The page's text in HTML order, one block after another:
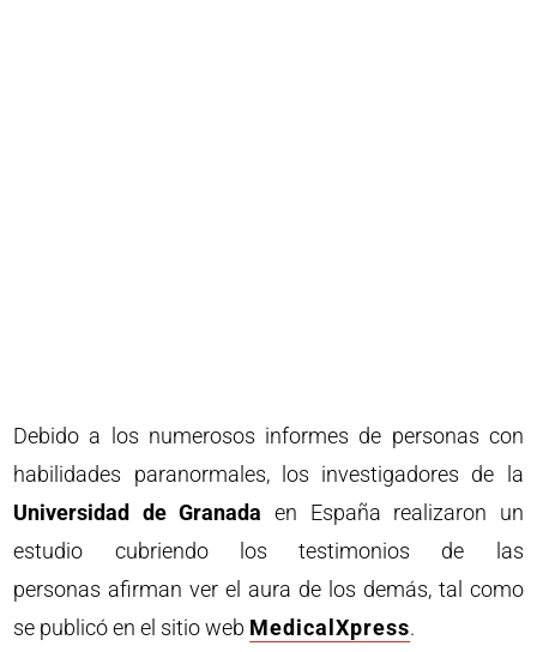
Debido a los numerosos informes de personas con
habilidades paranormales, los investigadores de la
Universidad de Granada en España realizaron un
estudio cubriendo los testimonios de las
personas afirman ver el aura de los demás, tal como
se publicó en el sitio web MedicalXpress.